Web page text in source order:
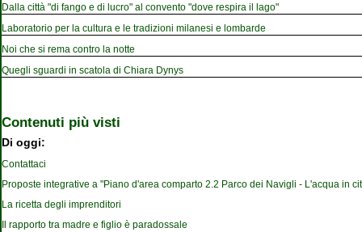
Dalla città "di fango e di lucro" al convento "dove respira il lago"
Laboratorio per la cultura e le tradizioni milanesi e lombarde
Noi che si rema contro la notte
Quegli sguardi in scatola di Chiara Dynys
Contenuti più visti
Di oggi:
Contattaci
Proposte integrative a "Piano d'area comparto 2.2 Parco dei Navigli - L'acqua in
La ricetta degli imprenditori
Il rapporto tra madre e figlio è paradossale